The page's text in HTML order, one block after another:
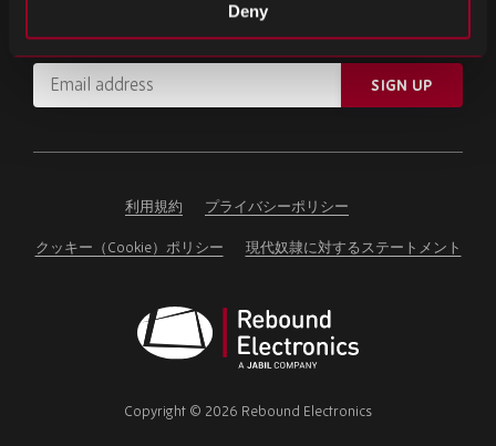
Deny
Email
address
ignore
SIGN UP
利用規約 プライバシーポリシー
クッキー（Cookie）ポリシー 現代奴隷に対するステートメント
Electronics
Copyright © 2026 Rebound Electronics